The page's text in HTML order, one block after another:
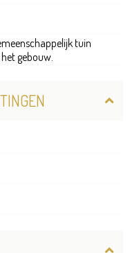
tuin
gebouw.